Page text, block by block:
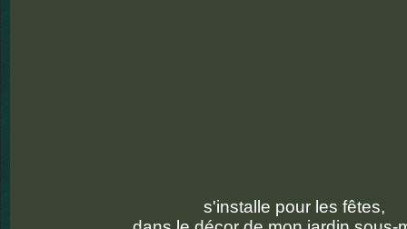
s'installe pour les fêtes,